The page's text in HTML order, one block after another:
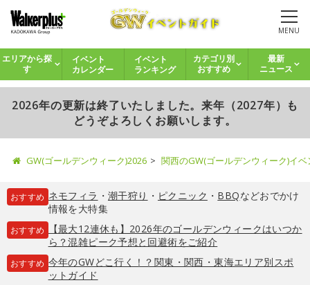
MENU
エリアから探
す
イベント
カレンダー
イベント
ランキング
カテゴリ別
おすすめ
最新
ニュース
2026年の更新は終了いたしました。来年（2027年）も
どうぞよろしくお願いします。
GW(ゴールデンウィーク)2026 関西のGW(ゴールデンウィーク)イ
おすすめ ネモフィラ ・ 潮干狩り ・ ピクニック ・ BBQなどおでかけ
情報を大特集
おすすめ
【最大12連休も】2026年のゴールデンウィークはいつか
ら？混雑ピーク予想と回避術をご紹介
おすすめ 今年のGWどこ行く！？関東・関西・東海エリア別スポ
ットガイド